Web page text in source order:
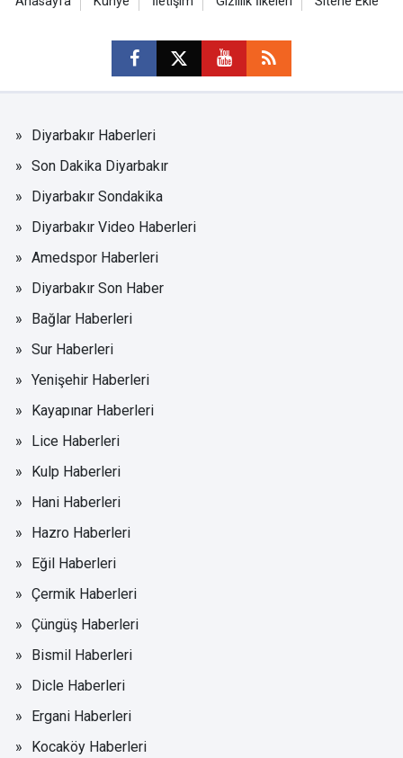
Diyarbakır Haberleri
Son Dakika Diyarbakır
Diyarbakır Sondakika
Diyarbakır Video Haberleri
Amedspor Haberleri
Diyarbakır Son Haber
Bağlar Haberleri
Sur Haberleri
Yenişehir Haberleri
Kayapınar Haberleri
Lice Haberleri
Kulp Haberleri
Hani Haberleri
Hazro Haberleri
Eğil Haberleri
Çermik Haberleri
Çüngüş Haberleri
Bismil Haberleri
Dicle Haberleri
Ergani Haberleri
Kocaköy Haberleri